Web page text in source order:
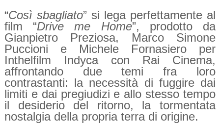
“Così sbagliato” si lega perfettamente al
film “Drive me Home”, prodotto da
Gianpietro Preziosa, Marco Simone
Puccioni e Michele Fornasiero per
Inthelfilm Indyca con Rai Cinema,
affrontando due temi fra loro
contrastanti: la necessità di fuggire dai
limiti e dai pregiudizi e allo stesso tempo
il desiderio del ritorno, la tormentata
nostalgia della propria terra di origine.